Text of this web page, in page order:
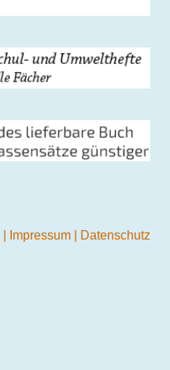
Impressum Datenschutz